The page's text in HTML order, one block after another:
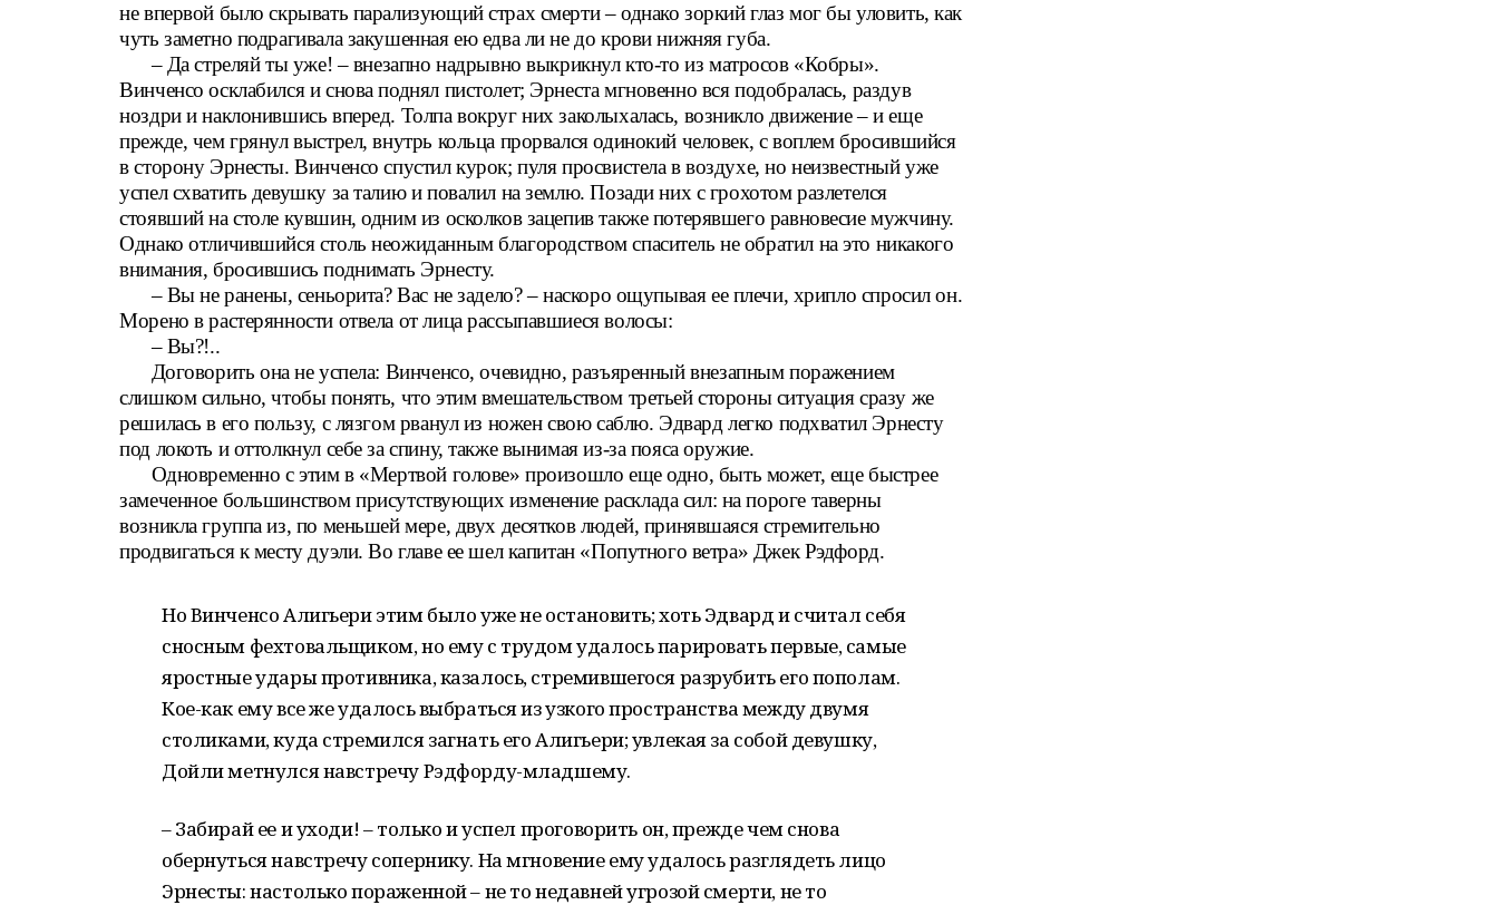
не впервой было скрывать парализующий страх смерти – однако зоркий глаз мог бы уловить, как
чуть заметно подрагивала закушенная ею едва ли не до крови нижняя губа.
– Да стреляй ты уже! – внезапно надрывно выкрикнул кто-то из матросов «Кобры».
Винченсо осклабился и снова поднял пистолет; Эрнеста мгновенно вся подобралась, раздув
ноздри и наклонившись вперед. Толпа вокруг них заколыхалась, возникло движение – и еще
прежде, чем грянул выстрел, внутрь кольца прорвался одинокий человек, с воплем бросившийся
в сторону Эрнесты. Винченсо спустил курок; пуля просвистела в воздухе, но неизвестный уже
успел схватить девушку за талию и повалил на землю. Позади них с грохотом разлетелся
стоявший на столе кувшин, одним из осколков зацепив также потерявшего равновесие мужчину.
Однако отличившийся столь неожиданным благородством спаситель не обратил на это никакого
внимания, бросившись поднимать Эрнесту.
– Вы не ранены, сеньорита? Вас не задело? – наскоро ощупывая ее плечи, хрипло спросил он.
Морено в растерянности отвела от лица рассыпавшиеся волосы:
– Вы?!..
Договорить она не успела: Винченсо, очевидно, разъяренный внезапным поражением
слишком сильно, чтобы понять, что этим вмешательством третьей стороны ситуация сразу же
решилась в его пользу, с лязгом рванул из ножен свою саблю. Эдвард легко подхватил Эрнесту
под локоть и оттолкнул себе за спину, также вынимая из-за пояса оружие.
Одновременно с этим в «Мертвой голове» произошло еще одно, быть может, еще быстрее
замеченное большинством присутствующих изменение расклада сил: на пороге таверны
возникла группа из, по меньшей мере, двух десятков людей, принявшаяся стремительно
продвигаться к месту дуэли. Во главе ее шел капитан «Попутного ветра» Джек Рэдфорд.
Но Винченсо Алигьери этим было уже не остановить; хоть Эдвард и считал себя
сносным фехтовальщиком, но ему с трудом удалось парировать первые, самые
яростные удары противника, казалось, стремившегося разрубить его пополам.
Кое-как ему все же удалось выбраться из узкого пространства между двумя
столиками, куда стремился загнать его Алигьери; увлекая за собой девушку,
Дойли метнулся навстречу Рэдфорду-младшему.
– Забирай ее и уходи! – только и успел проговорить он, прежде чем снова
обернуться навстречу сопернику. На мгновение ему удалось разглядеть лицо
Эрнесты: настолько пораженной – не то недавней угрозой смерти, не то